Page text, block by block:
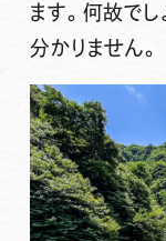
ます。何故で
分かりません。